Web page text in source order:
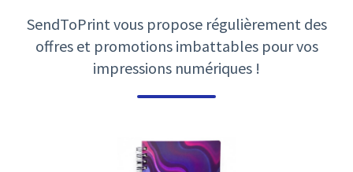
SendToPrint vous propose régulièrement des
offres et promotions imbattables pour vos
impressions numériques !